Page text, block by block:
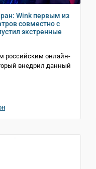
Wink первым из
совместно с
экстренные
российским онлайн-
внедрил данный